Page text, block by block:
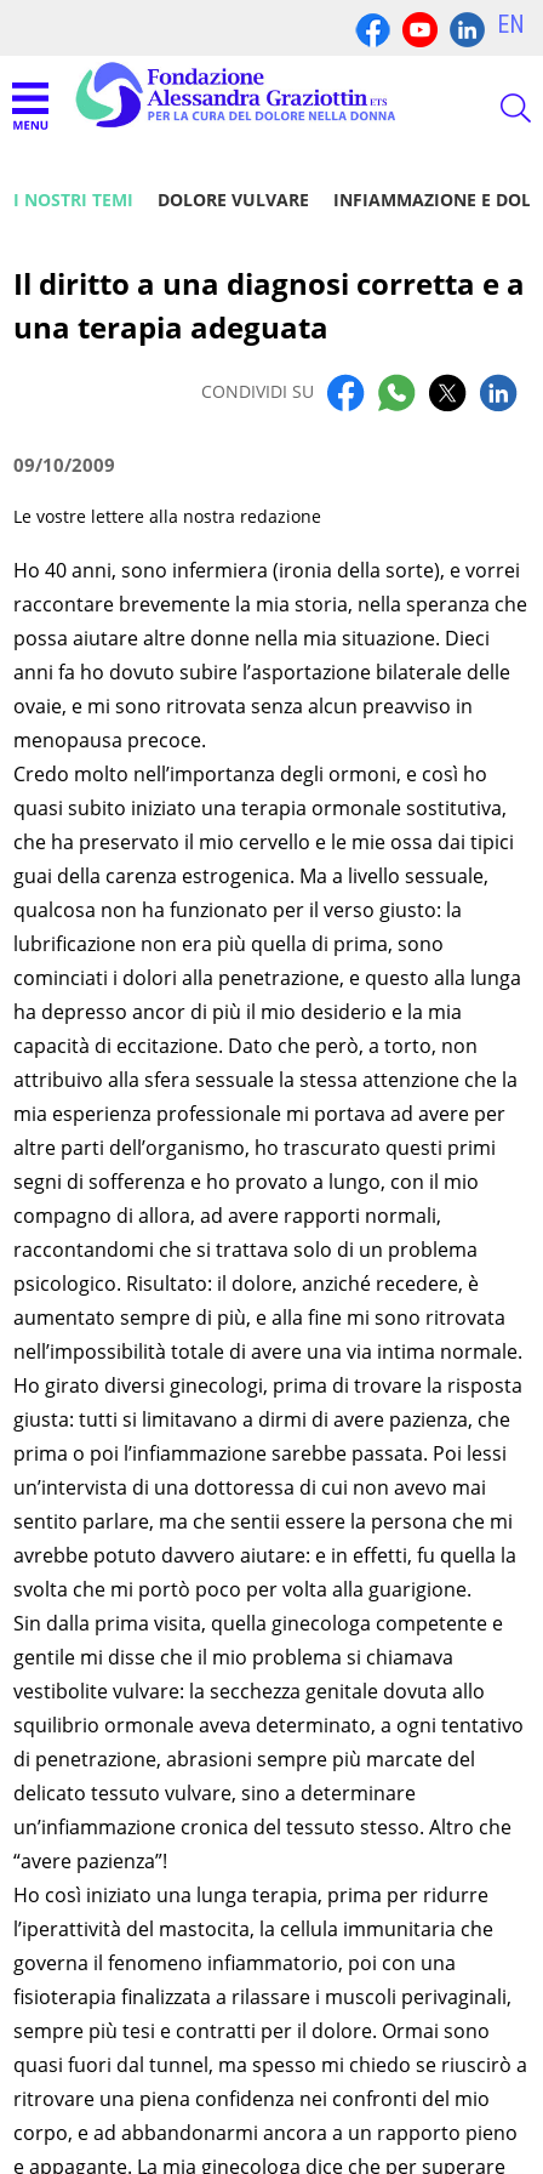
EN
I NOSTRI TEMI DOLORE VULVARE INFIAMMAZIONE E
Il diritto a una diagnosi corretta e a
una terapia adeguata
CONDIVIDI SU
09/10/2009
Le vostre lettere alla nostra redazione
Ho 40 anni, sono infermiera (ironia della sorte), e vorrei
raccontare brevemente la mia storia, nella speranza che
possa aiutare altre donne nella mia situazione. Dieci
anni fa ho dovuto subire l’asportazione bilaterale delle
ovaie, e mi sono ritrovata senza alcun preavviso in
menopausa precoce.
Credo molto nell’importanza degli ormoni, e così ho
quasi subito iniziato una terapia ormonale sostitutiva,
che ha preservato il mio cervello e le mie ossa dai tipici
guai della carenza estrogenica. Ma a livello sessuale,
qualcosa non ha funzionato per il verso giusto: la
lubrificazione non era più quella di prima, sono
cominciati i dolori alla penetrazione, e questo alla lunga
ha depresso ancor di più il mio desiderio e la mia
capacità di eccitazione. Dato che però, a torto, non
attribuivo alla sfera sessuale la stessa attenzione che la
mia esperienza professionale mi portava ad avere per
altre parti dell’organismo, ho trascurato questi primi
segni di sofferenza e ho provato a lungo, con il mio
compagno di allora, ad avere rapporti normali,
raccontandomi che si trattava solo di un problema
psicologico. Risultato: il dolore, anziché recedere, è
aumentato sempre di più, e alla fine mi sono ritrovata
nell’impossibilità totale di avere una via intima normale.
Ho girato diversi ginecologi, prima di trovare la risposta
giusta: tutti si limitavano a dirmi di avere pazienza, che
prima o poi l’infiammazione sarebbe passata. Poi lessi
un’intervista di una dottoressa di cui non avevo mai
sentito parlare, ma che sentii essere la persona che mi
avrebbe potuto davvero aiutare: e in effetti, fu quella la
svolta che mi portò poco per volta alla guarigione.
Sin dalla prima visita, quella ginecologa competente e
gentile mi disse che il mio problema si chiamava
vestibolite vulvare: la secchezza genitale dovuta allo
squilibrio ormonale aveva determinato, a ogni tentativo
di penetrazione, abrasioni sempre più marcate del
delicato tessuto vulvare, sino a determinare
un’infiammazione cronica del tessuto stesso. Altro che
“avere pazienza”!
Ho così iniziato una lunga terapia, prima per ridurre
l’iperattività del mastocita, la cellula immunitaria che
governa il fenomeno infiammatorio, poi con una
fisioterapia finalizzata a rilassare i muscoli perivaginali,
sempre più tesi e contratti per il dolore. Ormai sono
quasi fuori dal tunnel, ma spesso mi chiedo se riuscirò a
ritrovare una piena confidenza nei confronti del mio
corpo, e ad abbandonarmi ancora a un rapporto pieno
e appagante. La mia ginecologa dice che per superare